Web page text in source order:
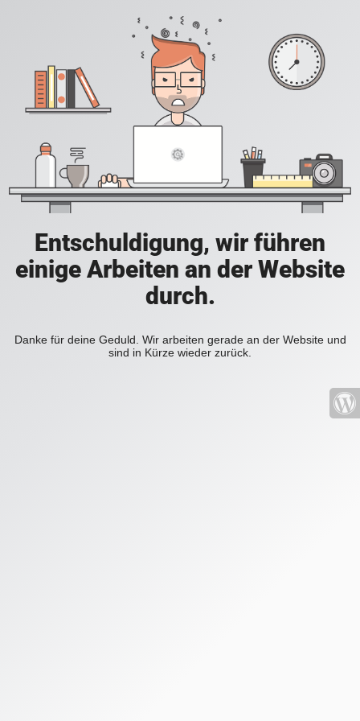
Entschuldigung, wir führen
einige Arbeiten an der Website
durch.
Danke für deine Geduld. Wir arbeiten gerade an der Website und
sind in Kürze wieder zurück.